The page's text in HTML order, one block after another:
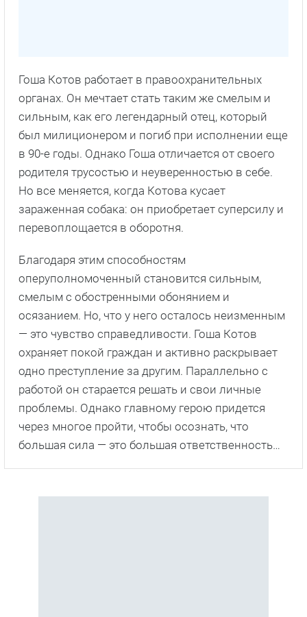
Гоша Котов работает в правоохранительных
органах. Он мечтает стать таким же смелым и
сильным, как его легендарный отец, который
был милиционером и погиб при исполнении еще
в 90-е годы. Однако Гоша отличается от своего
родителя трусостью и неуверенностью в себе.
Но все меняется, когда Котова кусает
зараженная собака: он приобретает суперсилу и
перевоплощается в оборотня.
Благодаря этим способностям
оперуполномоченный становится сильным,
смелым с обостренными обонянием и
осязанием. Но, что у него осталось неизменным
— это чувство справедливости. Гоша Котов
охраняет покой граждан и активно раскрывает
одно преступление за другим. Параллельно с
работой он старается решать и свои личные
проблемы. Однако главному герою придется
через многое пройти, чтобы осознать, что
большая сила — это большая ответственность…